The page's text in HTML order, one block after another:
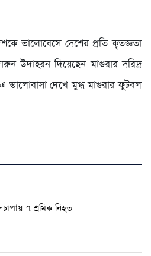
ভালোবেসে দেশের প্রতি কৃতজ্ঞতা
উদাহরন দিয়েছেন মাগুরার দরিদ্র
দেখে মুগ্ধ মাগুরার ফুটবল
৭ শ্রমিক নিহত